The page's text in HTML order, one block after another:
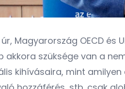
Magyarország OECD
akkora szüksége van a
kihívásaira, mint